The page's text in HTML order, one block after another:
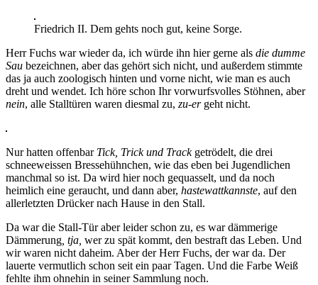
Friedrich II. Dem gehts noch gut, keine Sorge.
Herr Fuchs war wieder da, ich würde ihn hier gerne als die dumme
Sau bezeichnen, aber das gehört sich nicht, und außerdem stimmte
das ja auch zoologisch hinten und vorne nicht, wie man es auch
dreht und wendet. Ich höre schon Ihr vorwurfsvolles Stöhnen, aber
nein, alle Stalltüren waren diesmal zu, zu-ergeht nicht.
Nur hatten offenbar Tick, Trick und Trackgetrödelt, die drei
schneeweissen Bressehühnchen, wie das eben bei Jugendlichen
manchmal so ist. Da wird hier noch gequasselt, und da noch
heimlich eine geraucht, und dann aber, hastewattkannste, auf den
allerletzten Drücker nach Hause in den Stall.
Da war die Stall-Tür aber leider schon zu, es war dämmerige
Dämmerung , tja, wer zu spät kommt, den bestraft das Leben. Und
wir waren nicht daheim. Aber der Herr Fuchs, der war da. Der
lauerte vermutlich schon seit ein paar Tagen. Und die Farbe Weiß
fehlte ihm ohnehin in seiner Sammlung noch.